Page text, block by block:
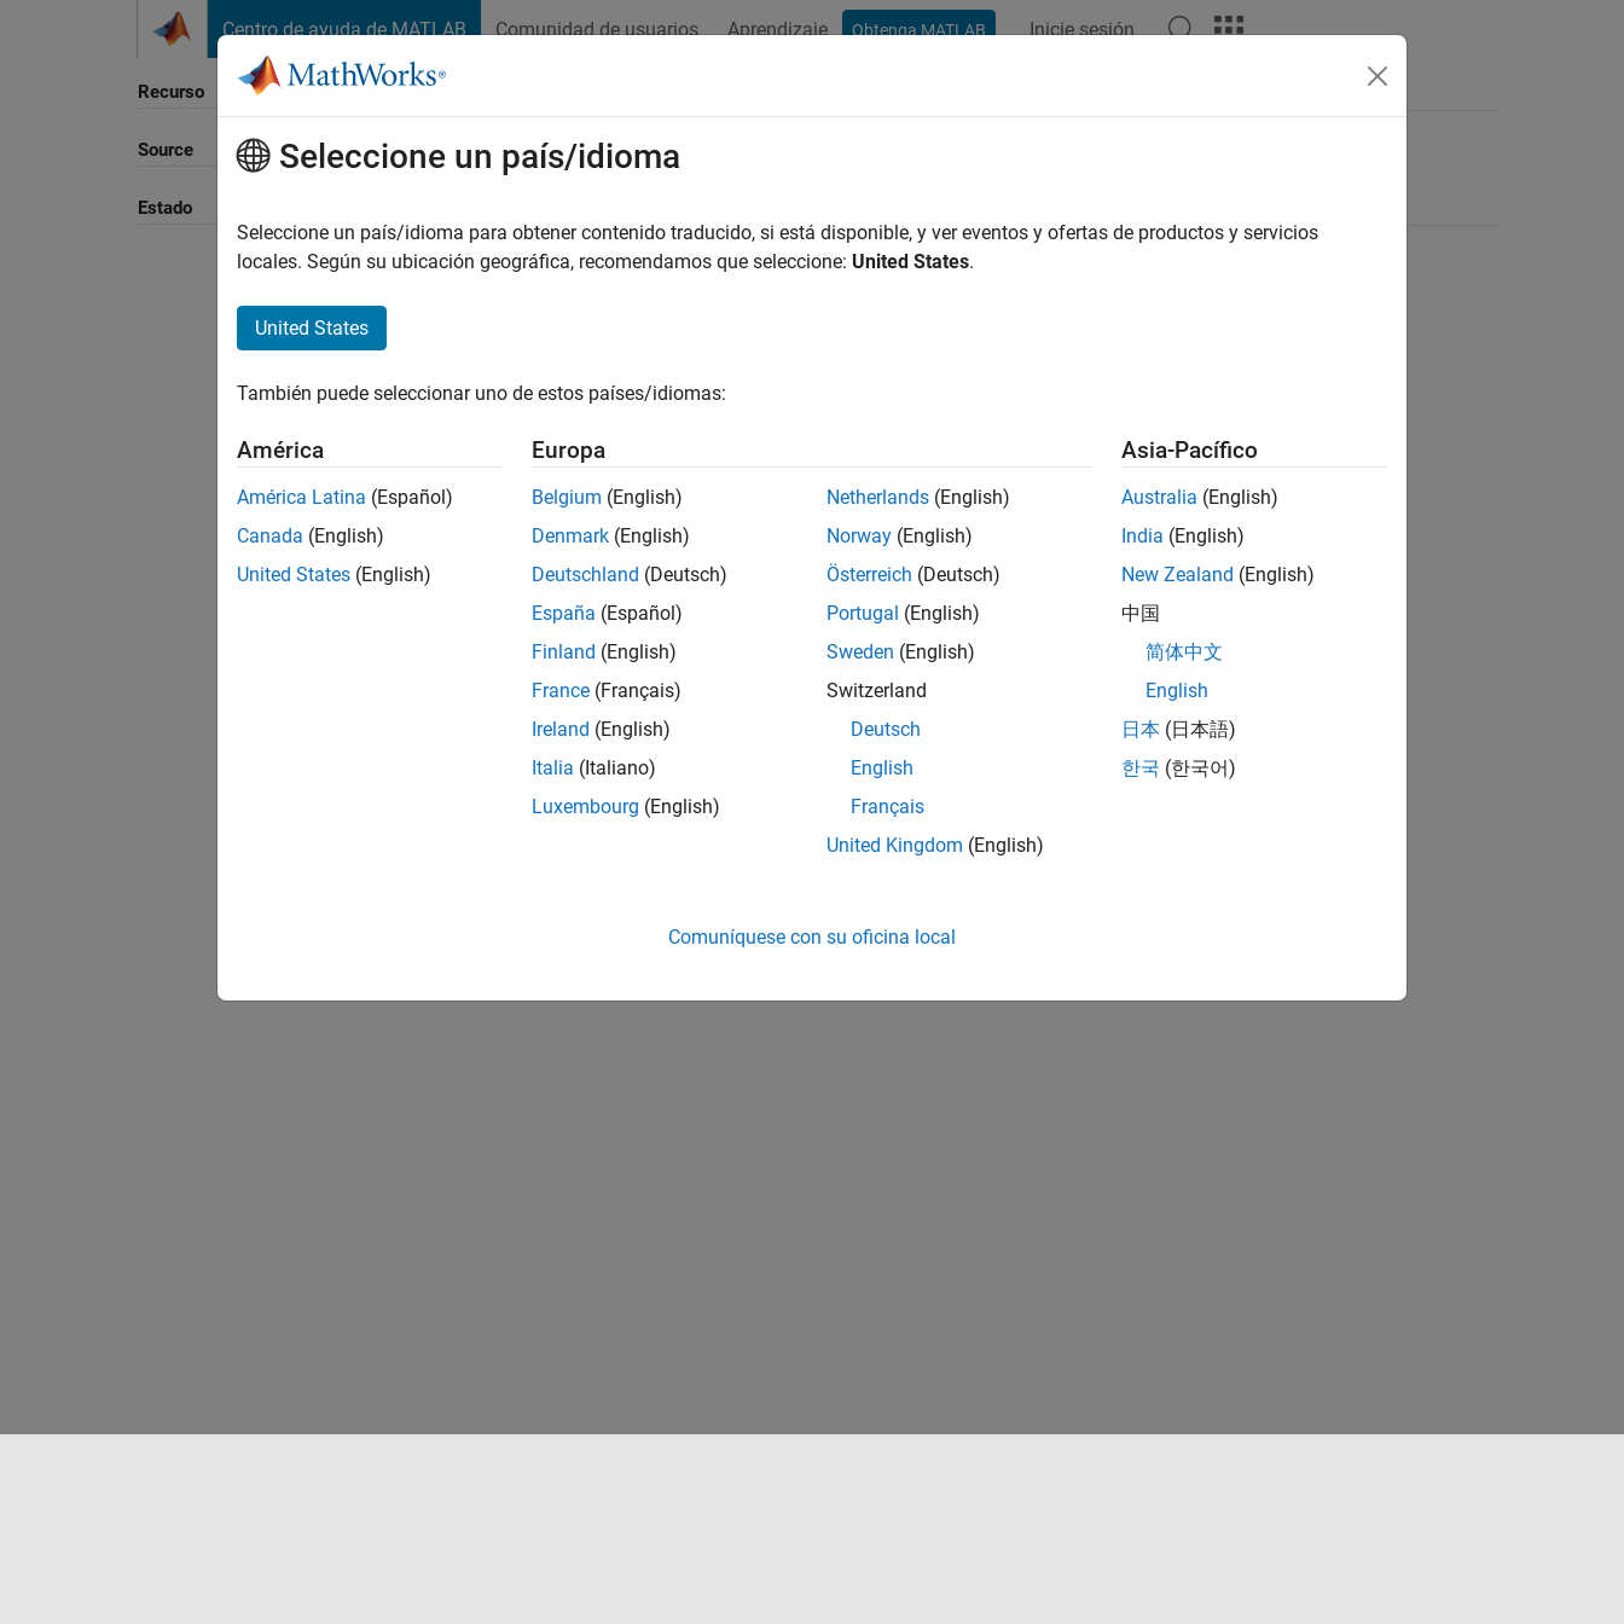
Centro de ayuda de MATLAB Comunidad de usuarios Aprendizaje Obtenga MATLAB Inicie sesión
Recurso
Source
Estado
Ordenar por
Seleccione un país/idioma
Seleccione un país/idioma para obtener contenido traducido, si está disponible, y ver eventos y ofertas de productos y servicios
locales. Según su ubicación geográfica, recomendamos que seleccione: United States.
United States
También puede seleccionar uno de estos países/idiomas:
América
América Latina (Español)
Canada (English)
United States (English)
Europa
Belgium (English)
Denmark (English)
Deutschland (Deutsch)
España (Español)
Finland (English)
France (Français)
Ireland (English)
Italia (Italiano)
Luxembourg (English)
Netherlands (English)
Norway (English)
Österreich (Deutsch)
Portugal (English)
Sweden (English)
Switzerland
Deutsch
English
Français
United Kingdom (English)
Asia-Pacífico
Australia (English)
India (English)
New Zealand (English)
中国
简体中文
English
日本 (日本語)
한국 (한국어)
Comuníquese con su oficina local